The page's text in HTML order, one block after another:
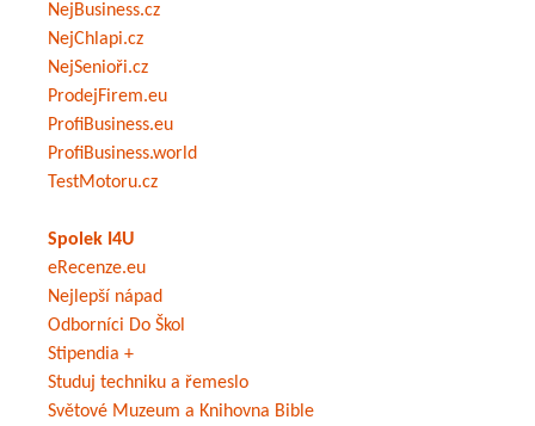
NejBusiness.cz
NejChlapi.cz
NejSenioři.cz
ProdejFirem.eu
ProfiBusiness.eu
ProfiBusiness.world
TestMotoru.cz
Spolek I4U
eRecenze.eu
Nejlepší nápad
Odborníci Do Škol
Stipendia +
Studuj techniku a řemeslo
Světové Muzeum a Knihovna Bible